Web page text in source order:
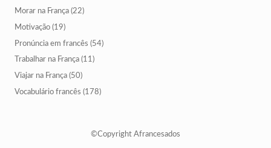
Morar na França (22)
Motivação (19)
Pronúncia em francês (54)
Trabalhar na França (11)
Viajar na França (50)
Vocabulário francês (178)
©Copyright Afrancesados